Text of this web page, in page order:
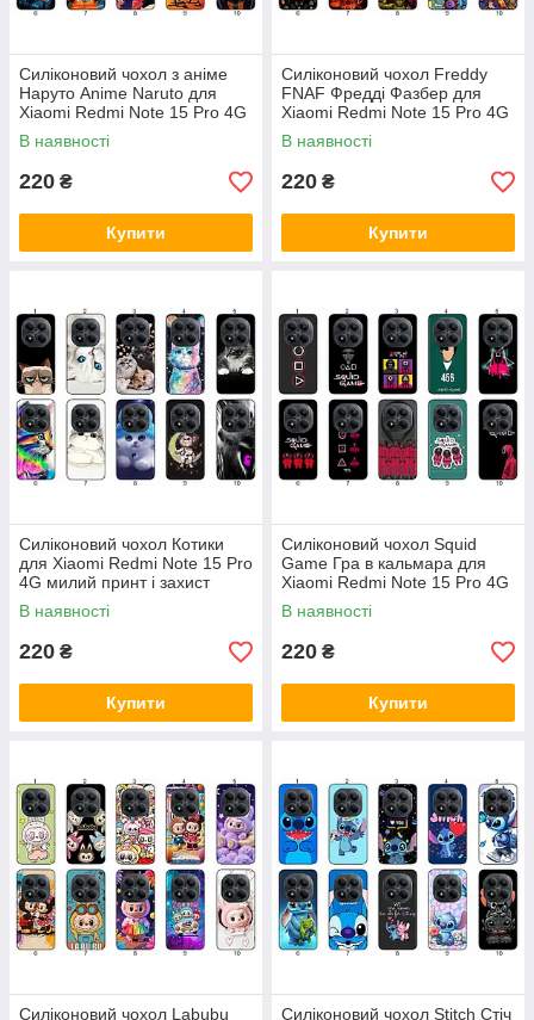
Силіконовий чохол з аніме
Наруто Anime Naruto для
Xiaomi Redmi Note 15 Pro 4G
вислови свою фанатську
любов
В наявності
220 ₴
Купити
Силіконовий чохол Freddy
FNAF Фредді Фазбер для
Xiaomi Redmi Note 15 Pro 4G
атмосферний принт і захист
В наявності
220 ₴
Купити
Силіконовий чохол Котики
для Xiaomi Redmi Note 15 Pro
4G милий принт і захист
В наявності
220 ₴
Купити
Силіконовий чохол Squid
Game Гра в кальмара для
Xiaomi Redmi Note 15 Pro 4G
трендовий принт і захист
В наявності
220 ₴
Купити
Силіконовий чохол Labubu
Силіконовий чохол Stitch Стіч